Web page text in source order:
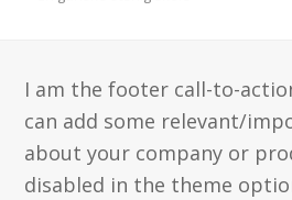
I am the footer call-to-
can add some relevant/
about your company or
disabled in the theme